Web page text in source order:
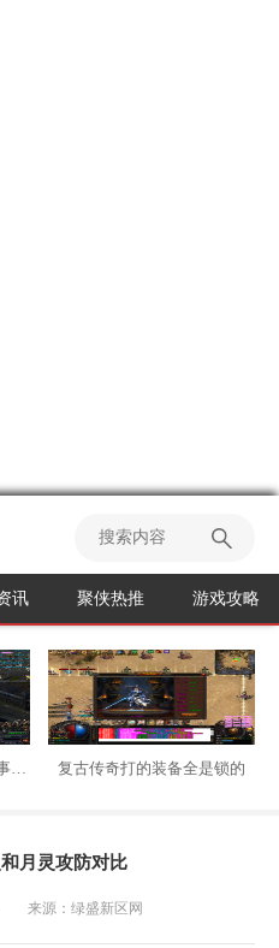
讯 聚侠热推 游戏攻略
复古传奇装备合成怎么回事不能用 复古传奇打的装备全是锁的
月灵攻防对比
来源：绿盛新区网